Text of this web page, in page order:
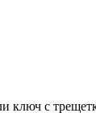
ключ с